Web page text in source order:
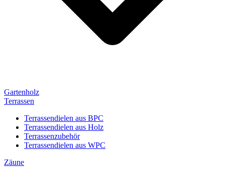
Gartenholz
Terrassen
Terrassendielen aus BPC
Terrassendielen aus Holz
Terrassenzubehör
Terrassendielen aus WPC
Zäune